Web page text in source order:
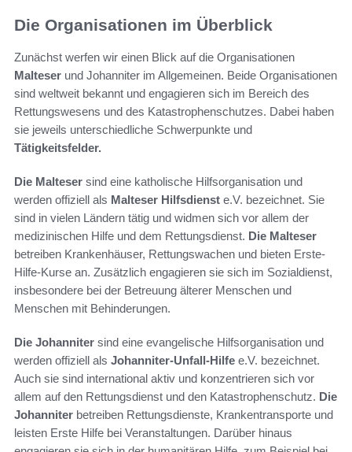
Die Organisationen im Überblick
Zunächst werfen wir einen Blick auf die Organisationen
Malteser und Johanniter im Allgemeinen. Beide Organisationen
sind weltweit bekannt und engagieren sich im Bereich des
Rettungswesens und des Katastrophenschutzes. Dabei haben
sie jeweils unterschiedliche Schwerpunkte und
Tätigkeitsfelder.
Die Malteser sind eine katholische Hilfsorganisation und
werden offiziell als Malteser Hilfsdienst e.V. bezeichnet. Sie
sind in vielen Ländern tätig und widmen sich vor allem der
medizinischen Hilfe und dem Rettungsdienst. Die Malteser
betreiben Krankenhäuser, Rettungswachen und bieten Erste-
Hilfe-Kurse an. Zusätzlich engagieren sie sich im Sozialdienst,
insbesondere bei der Betreuung älterer Menschen und
Menschen mit Behinderungen.
Die Johanniter sind eine evangelische Hilfsorganisation und
werden offiziell als Johanniter-Unfall-Hilfe e.V. bezeichnet.
Auch sie sind international aktiv und konzentrieren sich vor
allem auf den Rettungsdienst und den Katastrophenschutz. Die
Johanniter betreiben Rettungsdienste, Krankentransporte und
leisten Erste Hilfe bei Veranstaltungen. Darüber hinaus